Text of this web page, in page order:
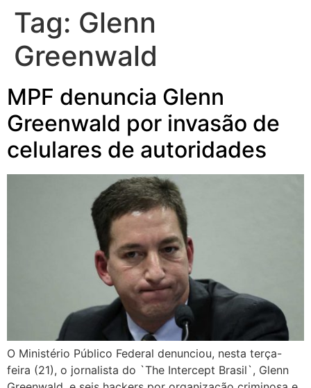
Tag: Glenn
Greenwald
MPF denuncia Glenn
Greenwald por invasão de
celulares de autoridades
O Ministério Público Federal denunciou, nesta terça-
feira (21), o jornalista do `The Intercept Brasil`, Glenn